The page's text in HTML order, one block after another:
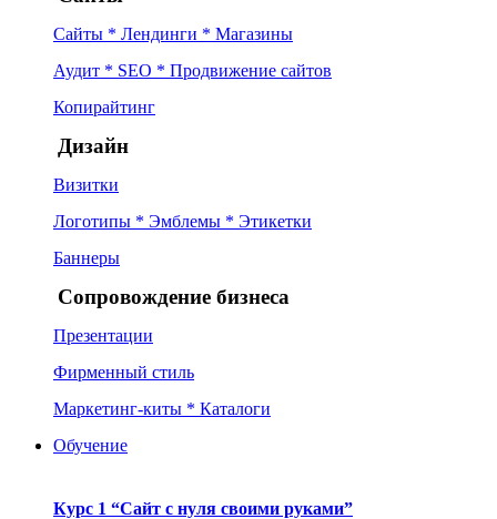
Сайты * Лендинги * Магазины
Аудит * SEO * Продвижение сайтов
Копирайтинг
Дизайн
Визитки
Логотипы * Эмблемы * Этикетки
Баннеры
Сопровождение бизнеса
Презентации
Фирменный стиль
Маркетинг-киты * Каталоги
Обучение
Курс 1 “Сайт с нуля своими руками”